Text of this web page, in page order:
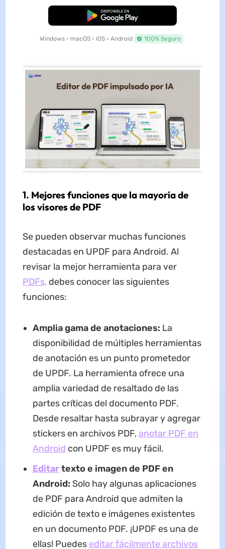
Descarga Gratuita
Windows • macOS • iOS • Android 100% Seguro
1. Mejores funciones que la mayoría de
los visores de PDF
Se pueden observar muchas funciones
destacadas en UPDF para Android. Al
revisar la mejor herramienta para ver
PDFs,debes conocer las siguientes
funciones:
Amplia gama de anotaciones: La
disponibilidad de múltiples herramientas
de anotación es un punto prometedor
de UPDF. La herramienta ofrece una
amplia variedad de resaltado de las
partes críticas del documento PDF.
Desde resaltar hasta subrayar y agregar
stickers en archivos PDF,anotar PDF en
Android con UPDF es muy fácil.
Editartexto e imagen de PDF en
Android: Solo hay algunas aplicaciones
de PDF para Android que admiten la
edición de texto e imágenes existentes
en un documento PDF. ¡UPDF es una de
ellas! Puedes editar fácilmente archivos